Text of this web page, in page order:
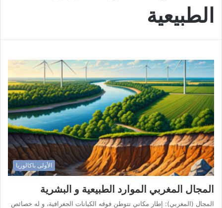
الطبيعية
الأولى باكالوريا
المجال المغربي الموارد الطبيعية و البشرية
المجال (المغربي): إطار مكاني تتوطن فوقه الكيانات الجغرافية، و له خصائص